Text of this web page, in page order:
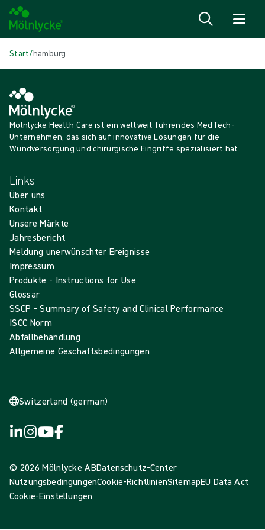
Start/hamburg
Mölnlycke Health Care ist ein weltweit führendes MedTech-
Unternehmen, das sich auf innovative Lösungen für die
Wundversorgung und chirurgische Eingriffe spezialisiert hat.
Links
Über uns
Kontakt
Unsere Märkte
Jahresbericht
Meldung unerwünschter Ereignisse
Impressum
Produkte - Instructions for Use
Glossar
SSCP - Summary of Safety and Clinical Performance
ISCC Norm
Abfallbehandlung
Allgemeine Geschäftsbedingungen
Switzerland (german)
© 2026 Mölnlycke ABDatenschutz-Center
NutzungsbedingungenCookie-RichtlinienSitemapEU Data Act
Cookie-Einstellungen